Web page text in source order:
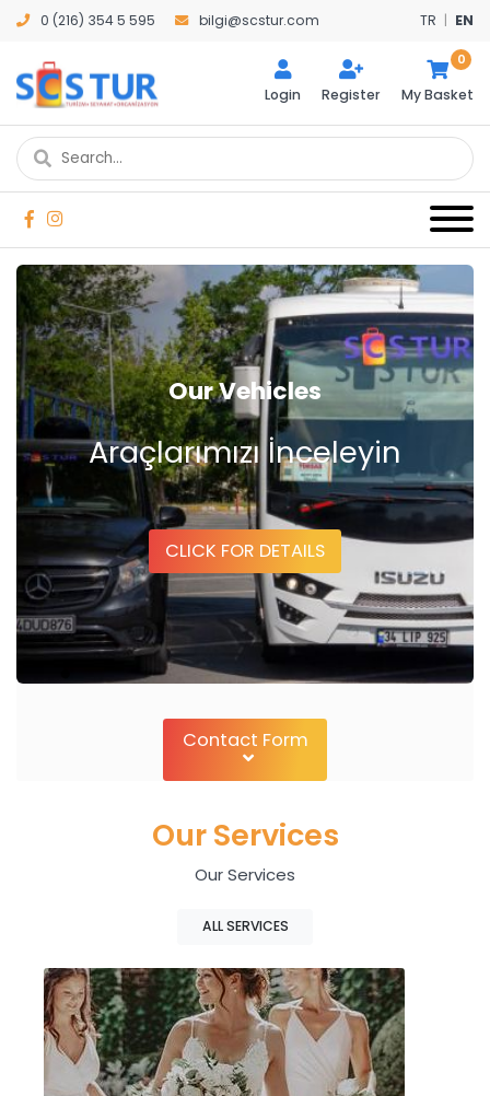
0 (216) 354 5 595 bilgi@scstur.com TR | EN
Login Register My Basket
0
Our Vehicles
Araçlarımızı İnceleyin
CLICK FOR DETAILS
Contact Form
Our Services
Our Services
ALL SERVICES